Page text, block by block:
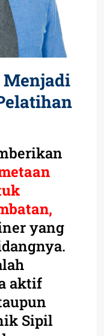
Menjadi
yang
aktif
Sipil